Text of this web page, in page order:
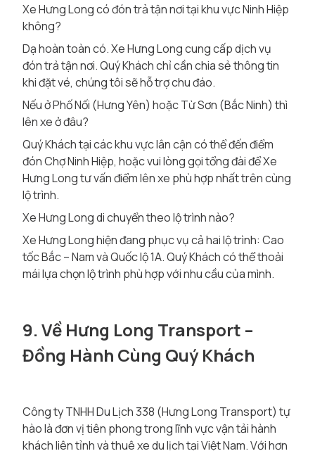
Xe Hưng Long có đón trả tận nơi tại khu vực Ninh Hiệp
không?
Dạ hoàn toàn có. Xe Hưng Long cung cấp dịch vụ
đón trả tận nơi. Quý Khách chỉ cần chia sẻ thông tin
khi đặt vé, chúng tôi sẽ hỗ trợ chu đáo.
Nếu ở Phố Nối (Hưng Yên) hoặc Từ Sơn (Bắc Ninh) thì
lên xe ở đâu?
Quý Khách tại các khu vực lân cận có thể đến điểm
đón Chợ Ninh Hiệp, hoặc vui lòng gọi tổng đài để Xe
Hưng Long tư vấn điểm lên xe phù hợp nhất trên cùng
lộ trình.
Xe Hưng Long di chuyển theo lộ trình nào?
Xe Hưng Long hiện đang phục vụ cả hai lộ trình: Cao
tốc Bắc – Nam và Quốc lộ 1A. Quý Khách có thể thoải
mái lựa chọn lộ trình phù hợp với nhu cầu của mình.
9. Về Hưng Long Transport –
Đồng Hành Cùng Quý Khách
Công ty TNHH Du Lịch 338 (Hưng Long Transport) tự
hào là đơn vị tiên phong trong lĩnh vực vận tải hành
khách liên tỉnh và thuê xe du lịch tại Việt Nam. Với hơn